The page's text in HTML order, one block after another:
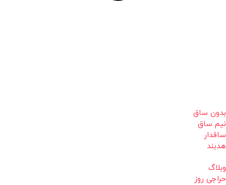
بدون ساق
نیم ساق
ساقدار
هدبند
وبلاگ
حراجی روز